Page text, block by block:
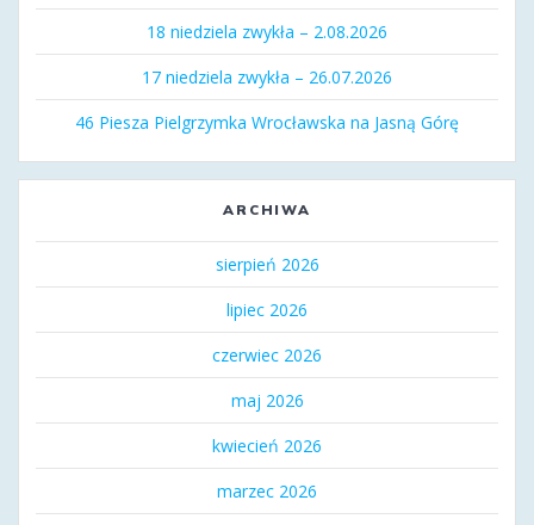
18 niedziela zwykła – 2.08.2026
17 niedziela zwykła – 26.07.2026
46 Piesza Pielgrzymka Wrocławska na Jasną Górę
ARCHIWA
sierpień 2026
lipiec 2026
czerwiec 2026
maj 2026
kwiecień 2026
marzec 2026